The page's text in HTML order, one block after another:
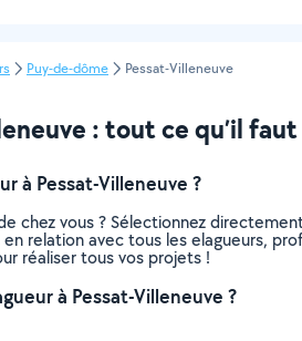
Puy-de-dôme Pessat-Villeneuve
: tout ce qu’il
à Pessat-Villeneuve ?
chez vous ? Sélectionnez
relation avec tous les elagueurs,
réaliser tous vos projets !
à Pessat-Villeneuve ?